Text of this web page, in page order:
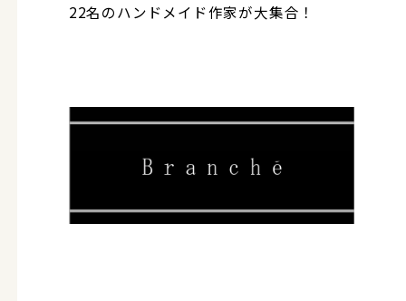
22名のハンドメイド作家が大集合！